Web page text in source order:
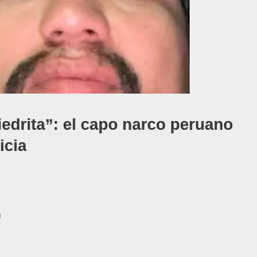
el capo narco peruano